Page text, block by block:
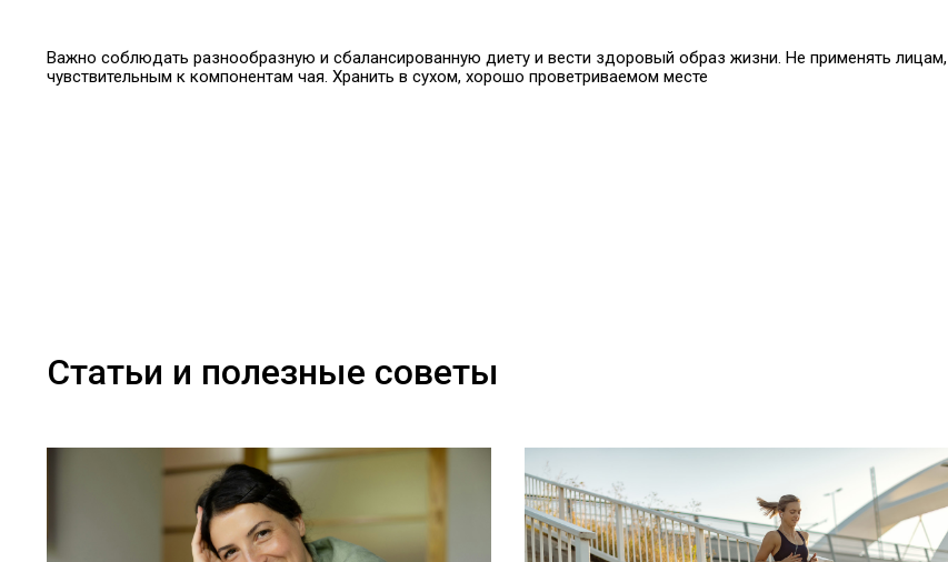
Важно соблюдать разнообразную и сбалансированную диету и вести здоровый образ жизни. Не применять лицам,
чувствительным к компонентам чая. Хранить в сухом, хорошо проветриваемом месте
Статьи и полезные советы